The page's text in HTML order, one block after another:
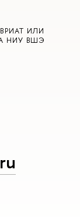
ИЛИ
НИУ ВШЭ